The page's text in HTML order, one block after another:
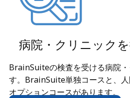
病院・クリニック
BrainSuiteの検査を受ける病院
す。BrainSuite単独コースと、
オプションコースがあります。